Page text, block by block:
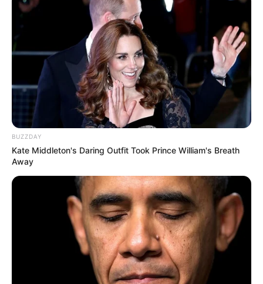
BUZZDAY
Kate Middleton's Daring Outfit Took Prince William's Breath
Away